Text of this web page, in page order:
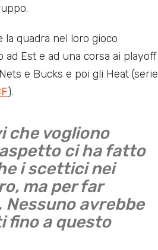
la quadra nel loro gioco
ad Est e ad una corsa ai playoff
e Bucks e poi gli Heat (serie
).
che vogliono
ci ha fatto
i scettici nei
ma per far
Nessuno avrebbe
fino a questo